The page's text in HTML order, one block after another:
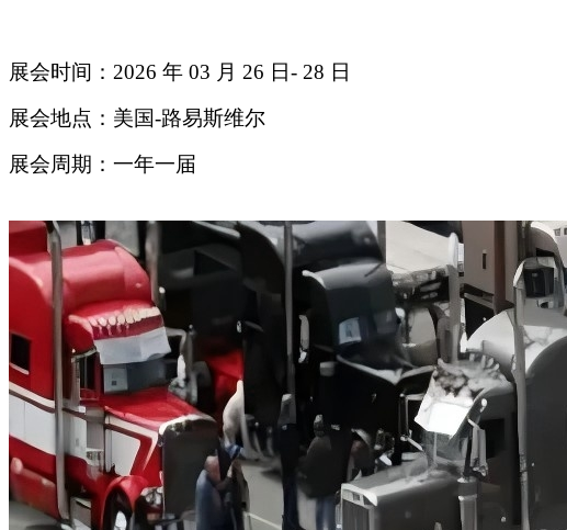
展会时间：2026 年 03 月 26 日- 28 日
展会地点：美国-路易斯维尔
展会周期：一年一届